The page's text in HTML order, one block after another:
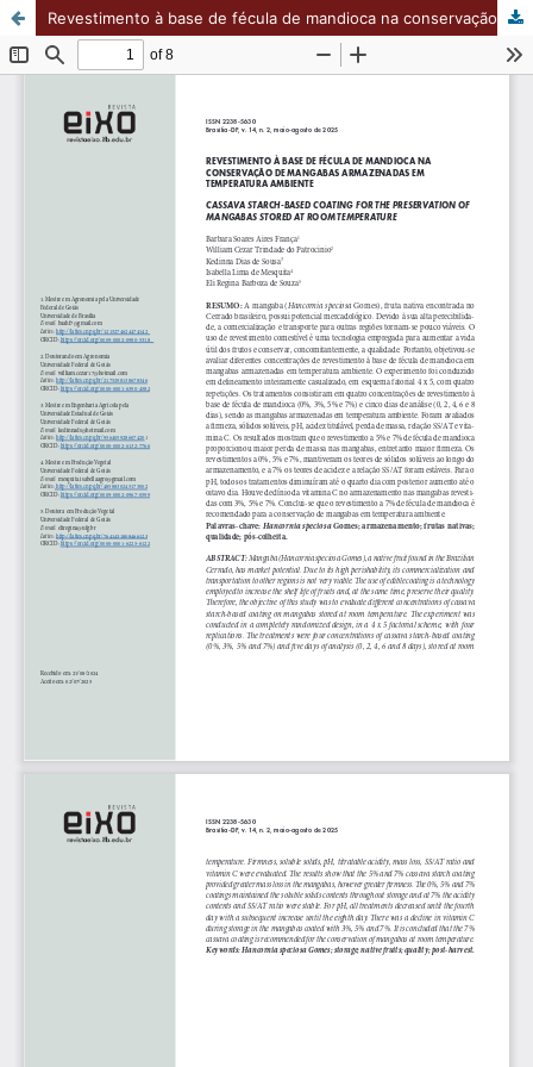
Revestimento à base de fécula de mandioca na conservação de mangabas armazenadas em temperatura ambiente